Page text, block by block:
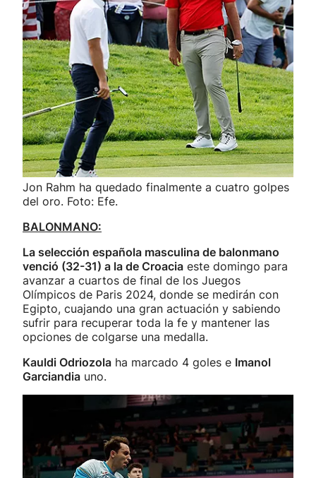
Jon Rahm ha quedado finalmente a cuatro golpes
del oro. Foto: Efe.
BALONMANO:
La selección española masculina de balonmano
venció (32-31) a la de Croacia este domingo para
avanzar a cuartos de final de los Juegos
Olímpicos de Paris 2024, donde se medirán con
Egipto, cuajando una gran actuación y sabiendo
sufrir para recuperar toda la fe y mantener las
opciones de colgarse una medalla.
Kauldi Odriozola ha marcado 4 goles e Imanol
Garciandia uno.